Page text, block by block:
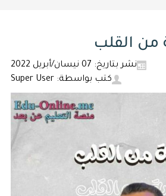
من القلب
نشر بتاريخ: 07 نيسان/أبريل 2022
كتب بواسطة: Super User